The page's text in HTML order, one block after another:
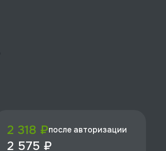
2 318 ₽после авторизации
2 575 ₽